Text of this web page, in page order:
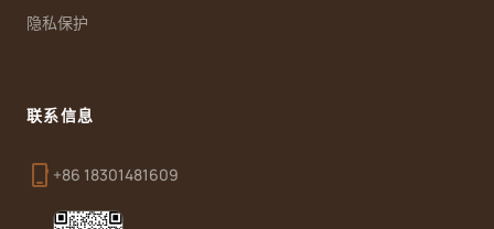
隐私保护
联系信息
phone_iphone +86 18301481609